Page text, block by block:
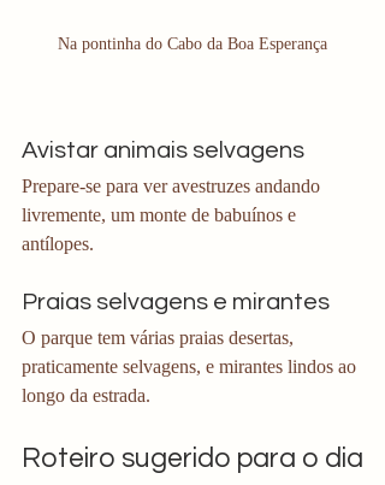
Na pontinha do Cabo da Boa Esperança
Avistar animais selvagens
Prepare-se para ver avestruzes andando
livremente, um monte de babuínos e
antílopes.
Praias selvagens e mirantes
O parque tem várias praias desertas,
praticamente selvagens, e mirantes lindos ao
longo da estrada.
Roteiro sugerido para o dia